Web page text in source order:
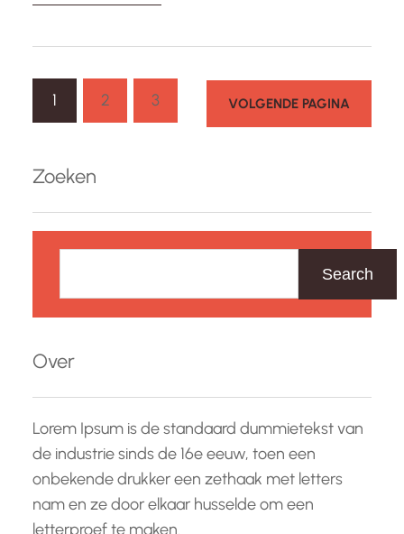
seksuele oriëntaties en genderidentiteiten
ondersteunen. Ze zijn essentieel voor het
opbouwen van gemeenschappen die…
1 2 3 VOLGENDE PAGINA
Zoeken
k
n
Search
Over
Lorem Ipsum is de standaard dummietekst van
de industrie sinds de 16e eeuw, toen een
onbekende drukker een zethaak met letters
nam en ze door elkaar husselde om een
letterproef te maken.